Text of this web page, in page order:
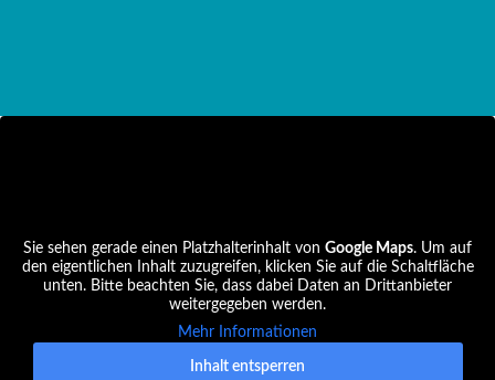
Sie sehen gerade einen Platzhalterinhalt von Google Maps. Um auf
den eigentlichen Inhalt zuzugreifen, klicken Sie auf die Schaltfläche
unten. Bitte beachten Sie, dass dabei Daten an Drittanbieter
weitergegeben werden.
Mehr Informationen
Inhalt entsperren